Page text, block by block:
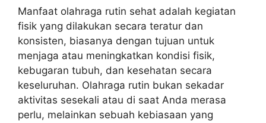
Manfaat olahraga rutin sehat adalah kegiatan
fisik yang dilakukan secara teratur dan
konsisten, biasanya dengan tujuan untuk
menjaga atau meningkatkan kondisi fisik,
kebugaran tubuh, dan kesehatan secara
keseluruhan. Olahraga rutin bukan sekadar
aktivitas sesekali atau di saat Anda merasa
perlu, melainkan sebuah kebiasaan yang